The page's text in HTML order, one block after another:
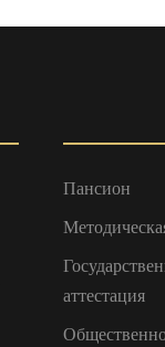
Пансион
аттестация